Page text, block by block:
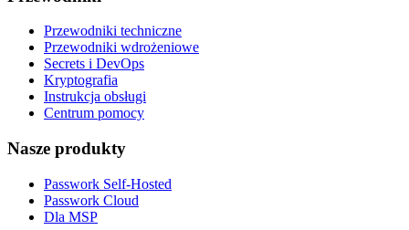
Przewodniki techniczne
Przewodniki wdrożeniowe
Secrets i DevOps
Kryptografia
Instrukcja obsługi
Centrum pomocy
Nasze produkty
Passwork Self-Hosted
Passwork Cloud
Dla MSP